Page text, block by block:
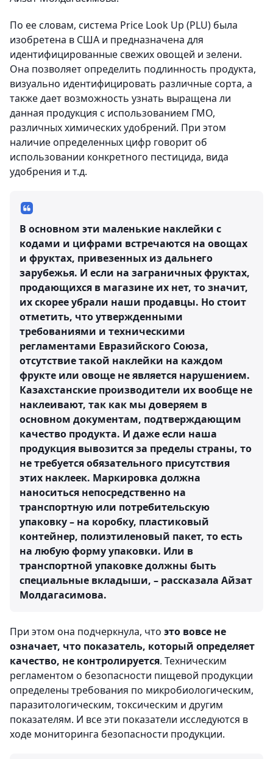
По ее словам, система Price Look Up (PLU) была
изобретена в США и предназначена для
идентифицированные свежих овощей и зелени.
Она позволяет определить подлинность продукта,
визуально идентифицировать различные сорта, а
также дает возможность узнать выращена ли
данная продукция с использованием ГМО,
различных химических удобрений. При этом
наличие определенных цифр говорит об
использовании конкретного пестицида, вида
удобрения и т.д.
В основном эти маленькие наклейки с
кодами и цифрами встречаются на овощах
и фруктах, привезенных из дальнего
зарубежья. И если на заграничных фруктах,
продающихся в магазине их нет, то значит,
их скорее убрали наши продавцы. Но стоит
отметить, что утвержденными
требованиями и техническими
регламентами Евразийского Союза,
отсутствие такой наклейки на каждом
фрукте или овоще не является нарушением.
Казахстанские производители их вообще не
наклеивают, так как мы доверяем в
основном документам, подтверждающим
качество продукта. И даже если наша
продукция вывозится за пределы страны, то
не требуется обязательного присутствия
этих наклеек. Маркировка должна
наноситься непосредственно на
транспортную или потребительскую
упаковку – на коробку, пластиковый
контейнер, полиэтиленовый пакет, то есть
на любую форму упаковки. Или в
транспортной упаковке должны быть
специальные вкладыши, – рассказала Айзат
Молдагасимова.
При этом она подчеркнула, что это вовсе не
означает, что показатель, который определяет
качество, не контролируется. Техническим
регламентом о безопасности пищевой продукции
определены требования по микробиологическим,
паразитологическим, токсическим и другим
показателям. И все эти показатели исследуются в
ходе мониторинга безопасности продукции.